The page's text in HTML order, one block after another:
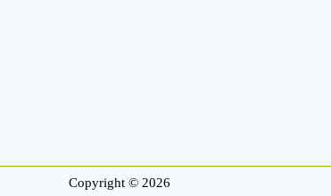
Copyright © 2026